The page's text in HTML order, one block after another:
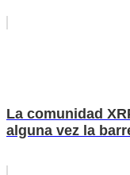
La comunidad
alguna vez la